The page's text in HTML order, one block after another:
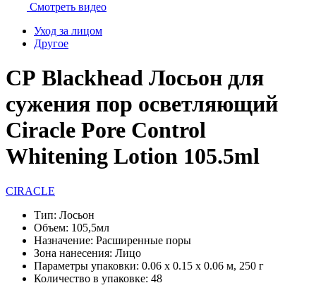
Смотреть видео
Уход за лицом
Другое
СР Blackhead Лосьон для
сужения пор осветляющий
Ciracle Pore Control
Whitening Lotion 105.5ml
CIRACLE
Тип: Лосьон
Объем: 105,5мл
Назначение: Расширенные поры
Зона нанесения: Лицо
Параметры упаковки: 0.06 x 0.15 x 0.06 м, 250 г
Количество в упаковке: 48